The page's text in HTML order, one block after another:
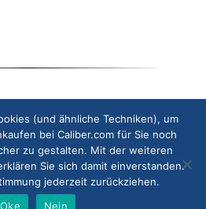
Caliber Europe B.V.
(und ähnliche Techniken), um
bei Caliber.com für Sie noch
zu gestalten. Mit der weiteren
Sie sich damit einverstanden.
jederzeit zurückziehen.
Oke
Nein